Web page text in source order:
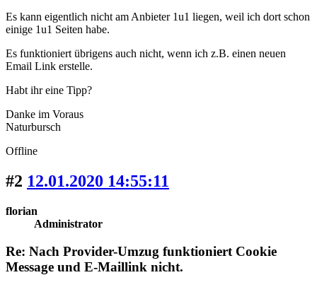
Es kann eigentlich nicht am Anbieter 1u1 liegen, weil ich dort schon
einige 1u1 Seiten habe.
Es funktioniert übrigens auch nicht, wenn ich z.B. einen neuen
Email Link erstelle.
Habt ihr eine Tipp?
Danke im Voraus
Naturbursch
Offline
#2 12.01.2020 14:55:11
florian
Administrator
Re: Nach Provider-Umzug funktioniert Cookie
Message und E-Maillink nicht.